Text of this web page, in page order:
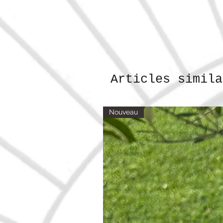
Articles
Nouveau